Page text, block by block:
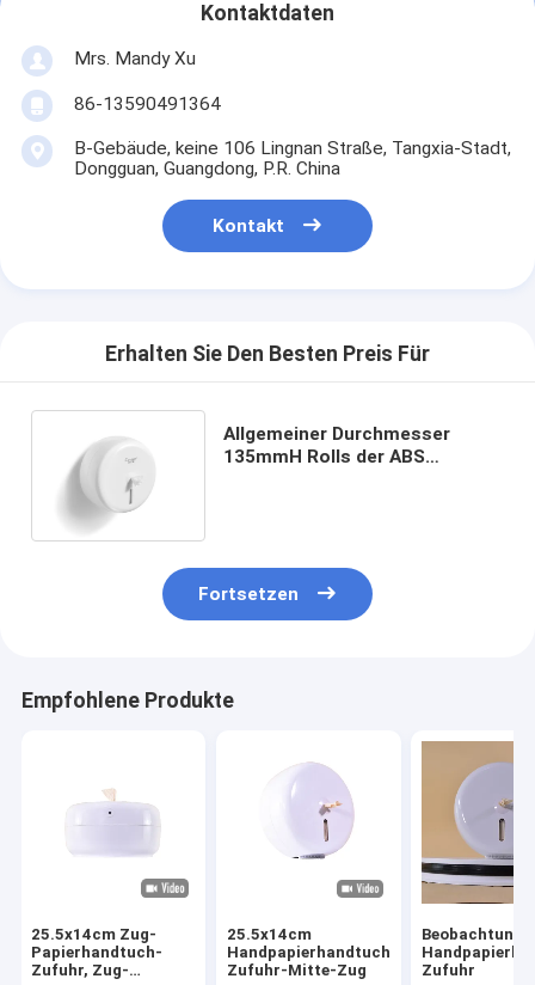
Kontaktdaten
Mrs. Mandy Xu
86-13590491364
B-Gebäude, keine 106 Lingnan Straße, Tangxia-Stadt,
Dongguan, Guangdong, P.R. China
Kontakt
Erhalten Sie Den Besten Preis Für
Allgemeiner Durchmesser
135mmH Rolls der ABS
Fortsetzen
Empfohlene Produkte
25.5x14cm Zug-
Papierhandtuch-
Zufuhr, Zug-
25.5x14cm
Handpapierhandtuch-
Zufuhr-Mitte-Zug
Zufuhr